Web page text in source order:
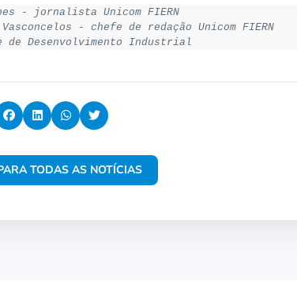
- jornalista Unicom FIERN
- chefe de redação Unicom FIERN
de Desenvolvimento Industrial
TODAS AS NOTÍCIAS